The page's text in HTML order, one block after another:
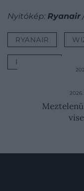
Nyitókép: Ryanair
RYANAIR
RANGSOR
Szinte